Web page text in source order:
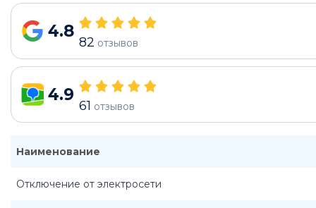
4.8
82 отзывов
4.9
61 отзывов
Наименование
Отключение от электросети